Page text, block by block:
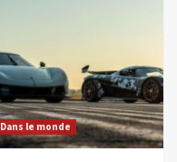
Dans le monde